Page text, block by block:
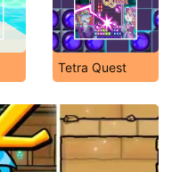
Tetra Quest